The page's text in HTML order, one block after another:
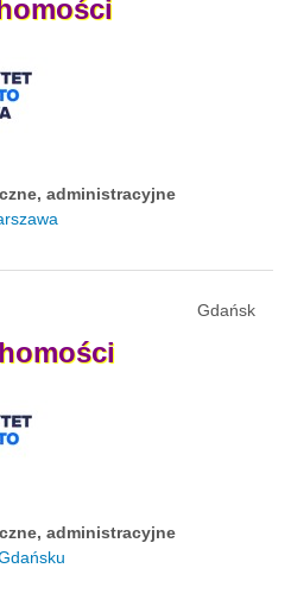
administracyjne
Gdańsk
administracyjne